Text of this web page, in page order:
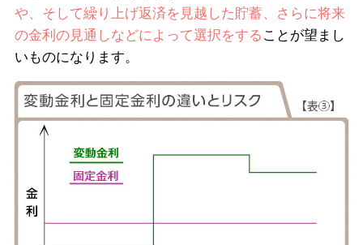
や、そして繰り上げ返済を見越した貯蓄、さらに将来
の金利の見通しなどによって選択をする ことが望まし
いものになります。